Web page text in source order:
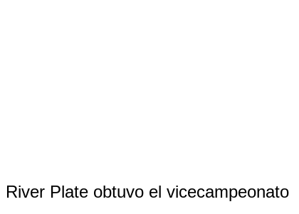
River Plate obtuvo el vicecampeonato